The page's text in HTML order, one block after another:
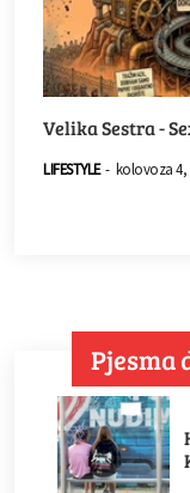
Velika Sestra -
LIFESTYLE - kolovoza 4,
Pjesma